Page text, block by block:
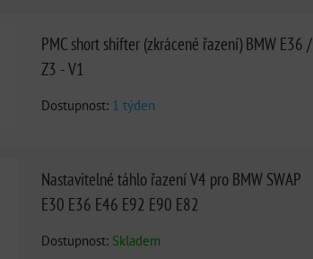
PMC short shifter (zkrácené řazení) BMW E36 /
Z3 - V1
Dostupnost: 1 týden
Nastavitelné táhlo řazení V4 pro BMW SWAP
E30 E36 E46 E92 E90 E82
Dostupnost: Skladem